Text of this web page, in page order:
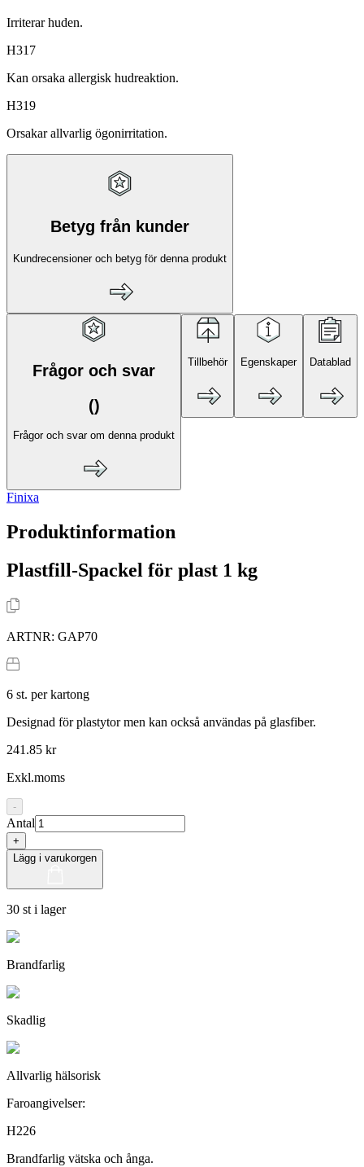
Irriterar huden.
H317
Kan orsaka allergisk hudreaktion.
H319
Orsakar allvarlig ögonirritation.
Betyg från kunder
Kundrecensioner och betyg för denna produkt
Frågor och svar
()
Frågor och svar om denna produkt
Tillbehör Egenskaper Datablad
Finixa
Produktinformation
Plastfill-Spackel för plast 1 kg
ARTNR: GAP70
6 st. per kartong
Designad för plastytor men kan också användas på glasfiber.
241.85 kr
Exkl.moms
-
Antal
+
Lägg i varukorgen
30 st i lager
Brandfarlig
Skadlig
Allvarlig hälsorisk
Faroangivelser:
H226
Brandfarlig vätska och ånga.